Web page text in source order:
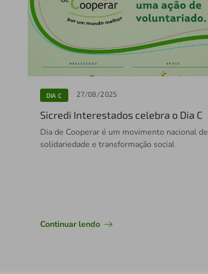
DIA C 27/08/2025
Sicredi Interestados celebra o Dia C
Dia de Cooperar é um movimento nacional de
solidariedade e transformação social
Continuar lendo